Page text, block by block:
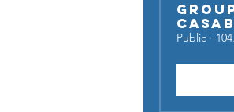
Public ·